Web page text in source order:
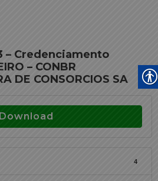
– Credenciamento
– CONBR
DE CONSORCIOS SA
Download
4